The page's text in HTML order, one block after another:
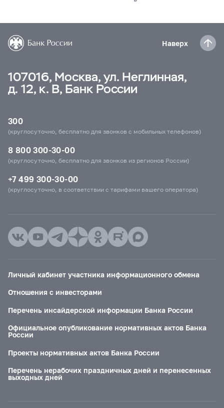
Наверх
107016, Москва, ул. Неглинная,
д. 12, к. В, Банк России
300
(круглосуточно, бесплатно для звонков с мобильных телефонов)
8 800 300-30-00
(круглосуточно, бесплатно для звонков из регионов России)
+7 499 300-30-00
(круглосуточно, в соответствии с тарифами вашего оператора)
Личный кабинет участника информационного обмена
Отношения с инвесторами
Перечень инсайдерской информации Банка России
Официальное опубликование нормативных актов Банка
России
Проекты нормативных актов Банка России
Перечень нерабочих праздничных дней и перенесенных
выходных дней